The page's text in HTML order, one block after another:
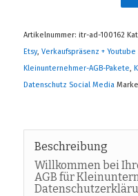
Artikelnummer: itr-ad-100162
Etsy, Verkaufspräsenz + Youtube
Kleinunternehmer-AGB-Pakete,
Datenschutz Social Media
Beschreibung
Willkommen bei
AGB für